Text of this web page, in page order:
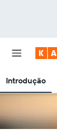
Introdução